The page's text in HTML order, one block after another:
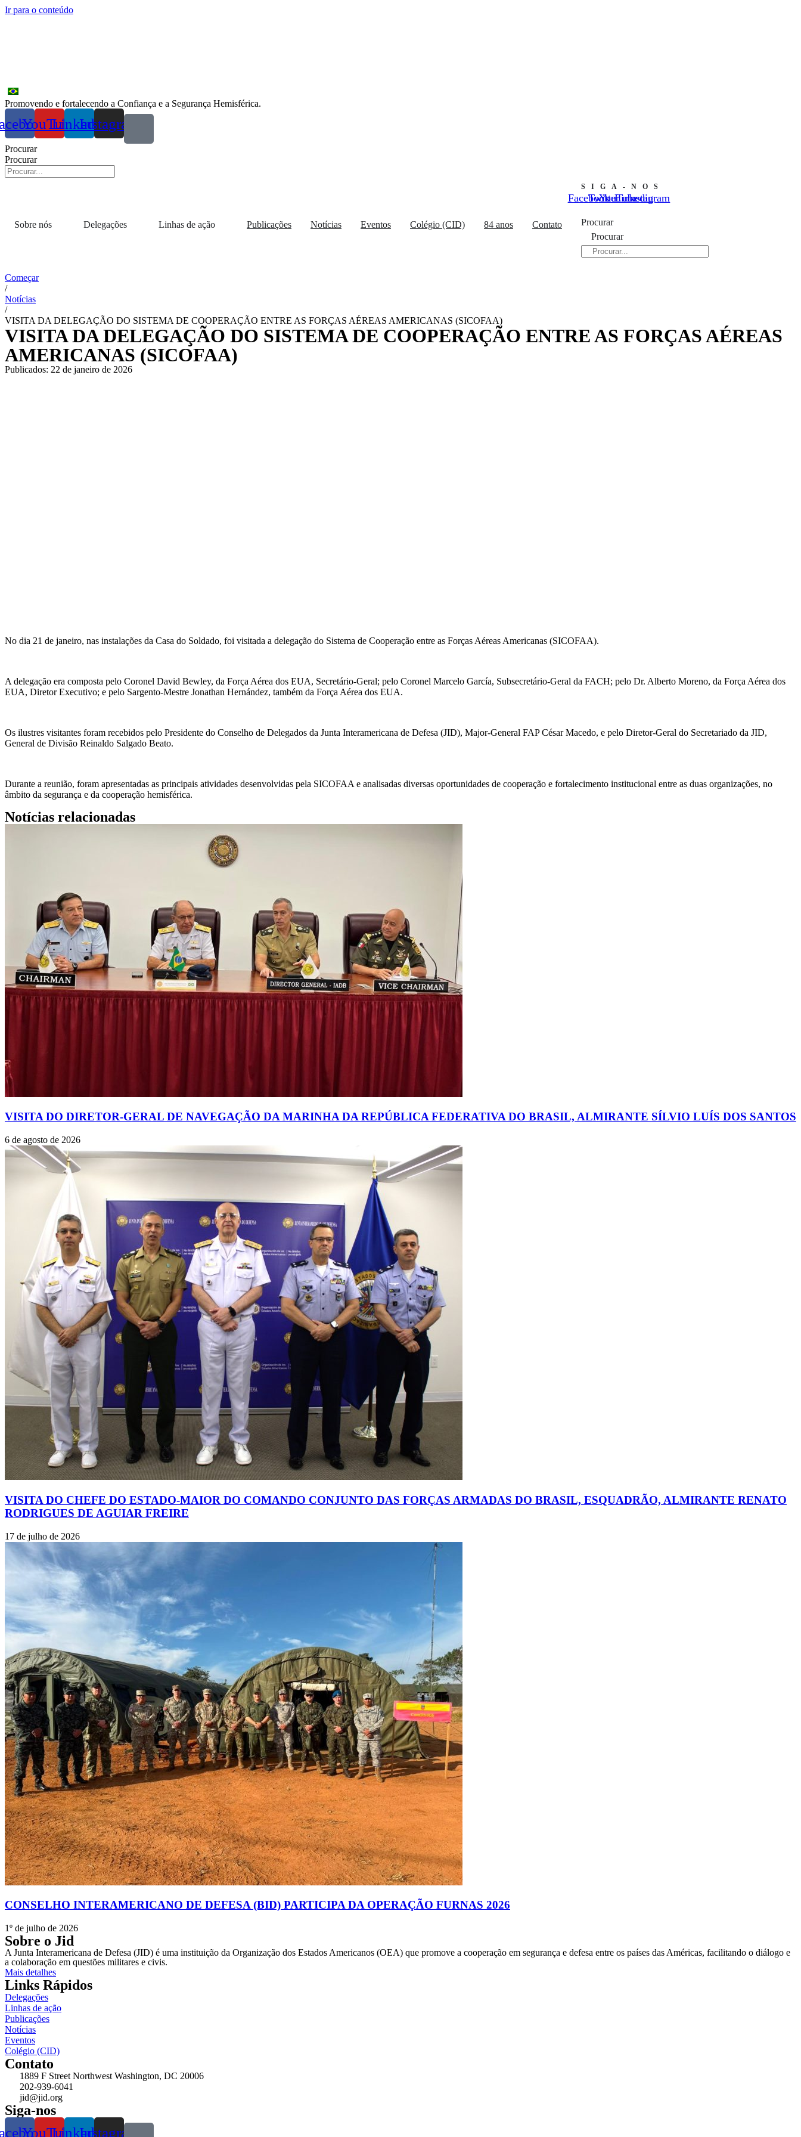
Ir para o conteúdo
Promovendo e fortalecendo a Confiança e a Segurança Hemisférica.
YouTubeLinkedin
Instagram
Procurar
Procurar
Sobre nós Delegações Linhas de ação Publicações Notícias Eventos Colégio (CID) 84 anos Contato
SIGA-NOS
Facebook
Twitter
YouTube
Linkedin
Instagram
Procurar
Procurar
Começar
/
Notícias
/
VISITA DA DELEGAÇÃO DO SISTEMA DE COOPERAÇÃO ENTRE AS FORÇAS AÉREAS AMERICANAS (SICOFAA)
VISITA DA DELEGAÇÃO DO SISTEMA DE COOPERAÇÃO ENTRE AS FORÇAS AÉREAS
AMERICANAS (SICOFAA)
Publicados: 22 de janeiro de 2026
No dia 21 de janeiro, nas instalações da Casa do Soldado, foi visitada a delegação do Sistema de Cooperação entre as Forças Aéreas Americanas (SICOFAA).
A delegação era composta pelo Coronel David Bewley, da Força Aérea dos EUA, Secretário-Geral; pelo Coronel Marcelo García, Subsecretário-Geral da FACH; pelo Dr. Alberto Moreno, da Força Aérea dos
EUA, Diretor Executivo; e pelo Sargento-Mestre Jonathan Hernández, também da Força Aérea dos EUA.
Os ilustres visitantes foram recebidos pelo Presidente do Conselho de Delegados da Junta Interamericana de Defesa (JID), Major-General FAP César Macedo, e pelo Diretor-Geral do Secretariado da JID,
General de Divisão Reinaldo Salgado Beato.
Durante a reunião, foram apresentadas as principais atividades desenvolvidas pela SICOFAA e analisadas diversas oportunidades de cooperação e fortalecimento institucional entre as duas organizações, no
âmbito da segurança e da cooperação hemisférica.
Notícias relacionadas
VISITA DO DIRETOR-GERAL DE NAVEGAÇÃO DA MARINHA DA REPÚBLICA FEDERATIVA DO BRASIL, ALMIRANTE SÍLVIO LUÍS DOS SANTOS
6 de agosto de 2026
VISITA DO CHEFE DO ESTADO-MAIOR DO COMANDO CONJUNTO DAS FORÇAS ARMADAS DO BRASIL, ESQUADRÃO, ALMIRANTE RENATO
RODRIGUES DE AGUIAR FREIRE
17 de julho de 2026
CONSELHO INTERAMERICANO DE DEFESA (BID) PARTICIPA DA OPERAÇÃO FURNAS 2026
1º de julho de 2026
Sobre o Jid
A Junta Interamericana de Defesa (JID) é uma instituição da Organização dos Estados Americanos (OEA) que promove a cooperação em segurança e defesa entre os países das Américas, facilitando o diálogo e
a colaboração em questões militares e civis.
Mais detalhes
Links Rápidos
Delegações
Linhas de ação
Publicações
Notícias
Eventos
Colégio (CID)
Contato
1889 F Street Northwest Washington, DC 20006
202-939-6041
jid@jid.org
Siga-nos
YouTubeLinkedin
Instagram